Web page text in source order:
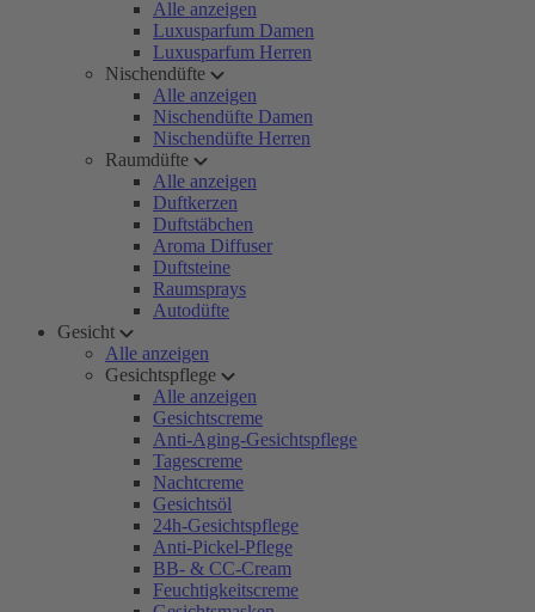
Alle anzeigen
Luxusparfum Damen
Luxusparfum Herren
Nischendüfte
Alle anzeigen
Nischendüfte Damen
Nischendüfte Herren
Raumdüfte
Alle anzeigen
Duftkerzen
Duftstäbchen
Aroma Diffuser
Duftsteine
Raumsprays
Autodüfte
Gesicht
Alle anzeigen
Gesichtspflege
Alle anzeigen
Gesichtscreme
Anti-Aging-Gesichtspflege
Tagescreme
Nachtcreme
Gesichtsöl
24h-Gesichtspflege
Anti-Pickel-Pflege
BB- & CC-Cream
Feuchtigkeitscreme